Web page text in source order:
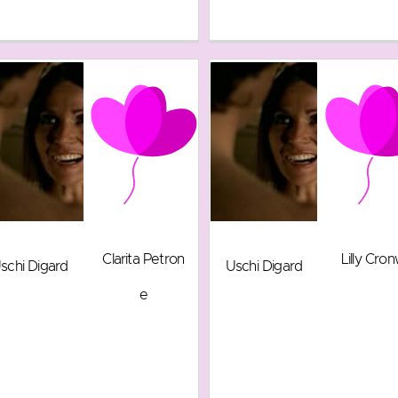
Digard
Clarita Petron
e
Uschi Digard Lilly